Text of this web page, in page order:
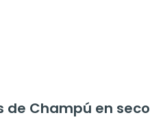
Champú en seco